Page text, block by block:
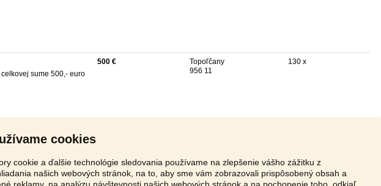
cookies
cookie a ďalšie technológie sledovania používame na zlepšenie vášho zážitku z
našich webových stránok, na to, aby sme vám zobrazovali prispôsobený obsah a
reklamy, na analýzu návštevnosti našich webových stránok a na pochopenie toho, odkiaľ
sume 500,- euro
500 €
Topoľčany
956 11
130 x